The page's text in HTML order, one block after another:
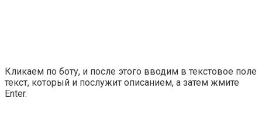
Кликаем по боту, и после этого вводим в текстовое поле
текст, который и послужит описанием, а затем жмите
Enter.